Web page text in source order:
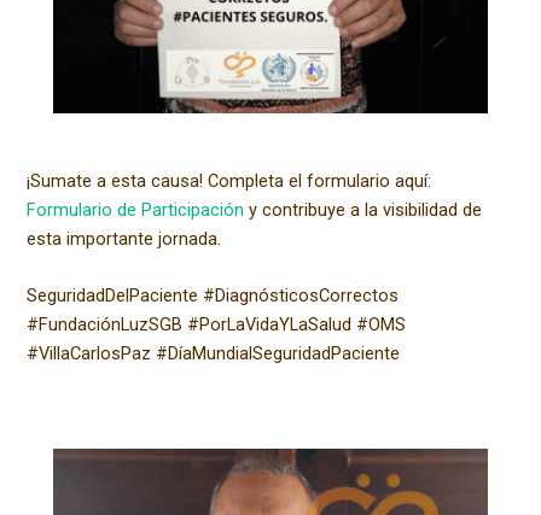
¡Sumate a esta causa! Completa el formulario aquí:
Formulario de Participación y contribuye a la visibilidad de
esta importante jornada.
SeguridadDelPaciente #DiagnósticosCorrectos
#FundaciónLuzSGB #PorLaVidaYLaSalud #OMS
#VillaCarlosPaz #DíaMundialSeguridadPaciente